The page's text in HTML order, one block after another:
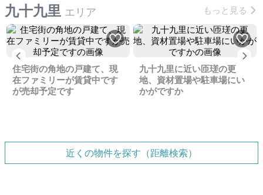
九十九里 エリア もっと見る
Previous
住宅街の角地の戸建て、現
在ファミリーが賃貸中です
が売却予定です
九十九里に近い匝瑳の更
地、資材置場や駐車場にい
かがですか
近くの物件を探す（距離検索）